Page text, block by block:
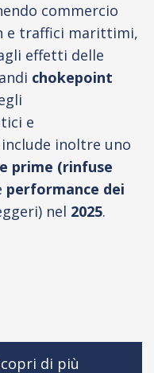
commercio
e traffici marittimi,
effetti delle
chokepoint
e
inoltre uno
prime (rinfuse
performance dei
nel 2025.
di più